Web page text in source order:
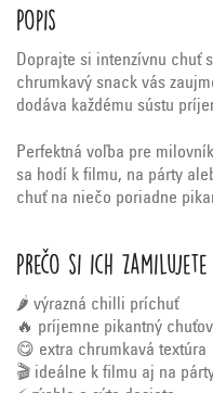
Popis
Doprajte si intenzívnu chuť
chrumkavý snack vás
dodáva každému sústu
Perfektná voľba pre
sa hodí k filmu, na párty
chuť na niečo poriadne
Prečo si ich zamilujete
🌶️ výrazná chilli príchuť
🔥 príjemne pikantný
😋 extra chrumkavá textúra
🎬 ideálne k filmu aj na